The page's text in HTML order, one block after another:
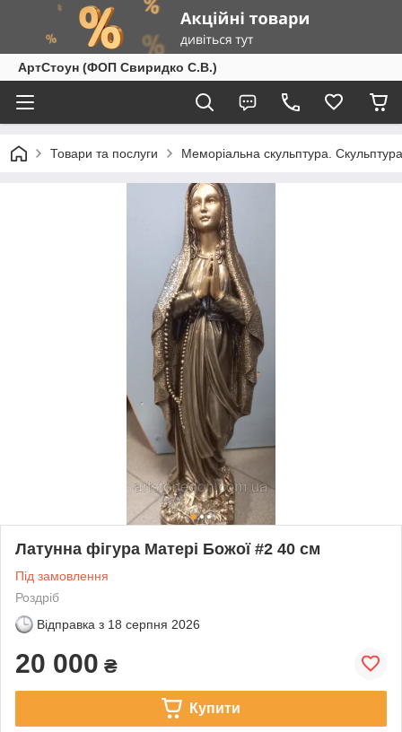
АртСтоун (ФОП Свиридко С.В.)
Товари та послуги Меморіальна скульптура.
Латунна фігура Матері Божої #2 40 см
Під замовлення
Роздріб
Відправка з 18 серпня 2026
20 000 ₴
Купити